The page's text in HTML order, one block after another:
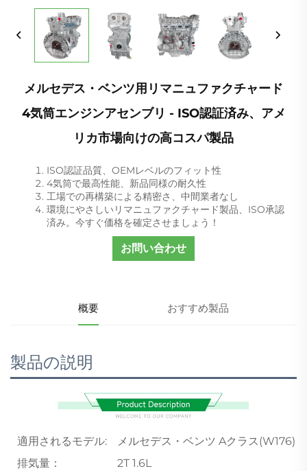
メルセデス・ベンツ用リマニュファクチャード
4気筒エンジンアセンブリ - ISO認証済み、アメ
リカ市場向けの高コスパ製品
ISO認証品質、OEMレベルのフィット性
4気筒で最高性能、新品同様の耐久性
工場での再構築による精密さ、中間業者なし
環境にやさしいリマニュファクチャード製品、ISO承認
済み。今すぐ価格を確定させましょう！
お問い合わせ
概要 おすすめ製品
製品の説明
適用されるモデル:
メルセデス・ベンツ Aクラス(W176)
排気量：
2T 1.6L